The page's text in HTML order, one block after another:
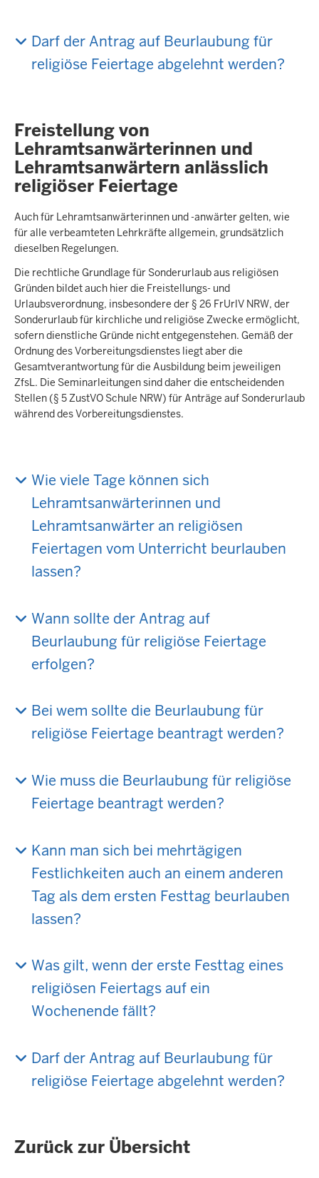
Darf der Antrag auf Beurlaubung für
religiöse Feiertage abgelehnt werden?
Freistellung von
Lehramtsanwärterinnen und
Lehramtsanwärtern anlässlich
religiöser Feiertage
Auch für Lehramtsanwärterinnen und -anwärter gelten, wie
für alle verbeamteten Lehrkräfte allgemein, grundsätzlich
dieselben Regelungen.
Die rechtliche Grundlage für Sonderurlaub aus religiösen
Gründen bildet auch hier die Freistellungs- und
Urlaubsverordnung, insbesondere der § 26 FrUrlV NRW, der
Sonderurlaub für kirchliche und religiöse Zwecke ermöglicht,
sofern dienstliche Gründe nicht entgegenstehen. Gemäß der
Ordnung des Vorbereitungsdienstes liegt aber die
Gesamtverantwortung für die Ausbildung beim jeweiligen
ZfsL. Die Seminarleitungen sind daher die entscheidenden
Stellen (§ 5 ZustVO Schule NRW) für Anträge auf Sonderurlaub
während des Vorbereitungsdienstes.
Wie viele Tage können sich
Lehramtsanwärterinnen und
Lehramtsanwärter an religiösen
Feiertagen vom Unterricht beurlauben
lassen?
Wann sollte der Antrag auf
Beurlaubung für religiöse Feiertage
erfolgen?
Bei wem sollte die Beurlaubung für
religiöse Feiertage beantragt werden?
Wie muss die Beurlaubung für religiöse
Feiertage beantragt werden?
Kann man sich bei mehrtägigen
Festlichkeiten auch an einem anderen
Tag als dem ersten Festtag beurlauben
lassen?
Was gilt, wenn der erste Festtag eines
religiösen Feiertags auf ein
Wochenende fällt?
Darf der Antrag auf Beurlaubung für
religiöse Feiertage abgelehnt werden?
Zurück zur Übersicht